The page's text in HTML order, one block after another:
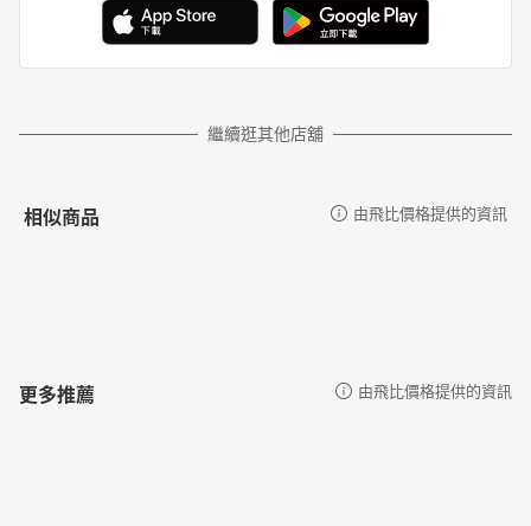
繼續逛其他店舖
相似商品 由飛比價格提供的資訊
更多推薦 由飛比價格提供的資訊